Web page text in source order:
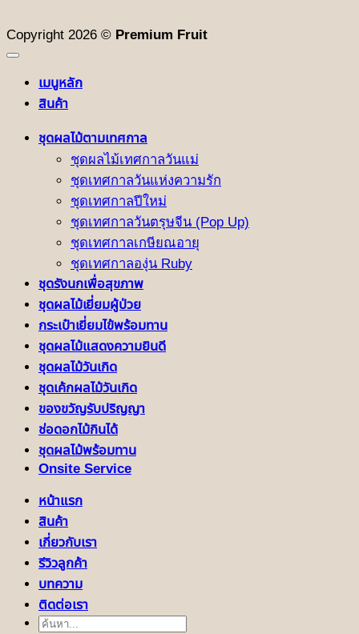
Copyright 2026 © Premium Fruit
เมนูหลัก
สินค้า
ชุดผลไม้ตามเทศกาล
ชุดผลไม้เทศกาลวันแม่
ชุดเทศกาลวันแห่งความรัก
ชุดเทศกาลปีใหม่
ชุดเทศกาลวันตรุษจีน (Pop Up)
ชุดเทศกาลเกษียณอายุ
ชุดเทศกาลองุ่น Ruby
ชุดรังนกเพื่อสุขภาพ
ชุดผลไม้เยี่ยมผู้ป่วย
กระเป๋าเยี่ยมไข้พร้อมทาน
ชุดผลไม้แสดงความยินดี
ชุดผลไม้วันเกิด
ชุดเค้กผลไม้วันเกิด
ของขวัญรับปริญญา
ช่อดอกไม้กินได้
ชุดผลไม้พร้อมทาน
Onsite Service
หน้าแรก
สินค้า
เกี่ยวกับเรา
รีวิวลูกค้า
บทความ
ติดต่อเรา
ค้นหา: